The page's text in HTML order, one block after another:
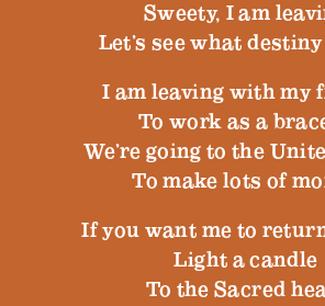
Sweety, I am
Let’s see what
I am leaving with my
To work as a
We’re going to the
To make lots of
If you want me to
Light a candle
To the Sacred